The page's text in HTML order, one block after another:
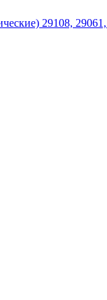
29108,